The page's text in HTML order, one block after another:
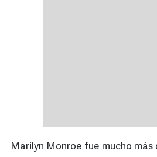
Marilyn Monroe fue mucho más